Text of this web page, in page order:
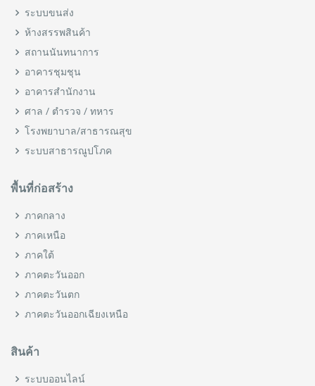
ระบบขนส่ง
ห้างสรรพสินค้า
สถานนันทนาการ
อาคารชุมชุน
อาคารสำนักงาน
ศาล / ตำรวจ / ทหาร
โรงพยาบาล/สาธารณสุข
ระบบสาธารณูปโภค
พื้นที่ก่อสร้าง
ภาคกลาง
ภาคเหนือ
ภาคใต้
ภาคตะวันออก
ภาคตะวันตก
ภาคตะวันออกเฉียงเหนือ
สินค้า
ระบบออนไลน์